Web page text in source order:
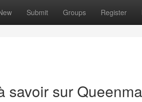
Submit Groups Register
savoir sur